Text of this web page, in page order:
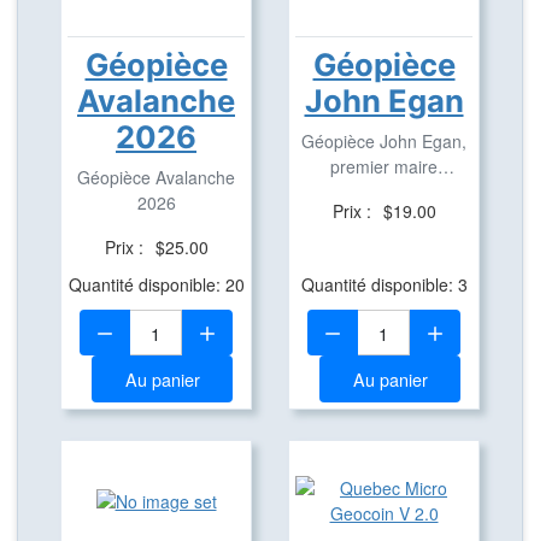
Géopièce
Avalanche
2026
Géopièce Avalanche
2026
Prix : $25.00
Quantité disponible: 20
Quantité:
Au panier
Géopièce
John Egan
Géopièce John Egan,
premier maire
Prix : $19.00
Quantité disponible: 3
Quantité:
Au panier